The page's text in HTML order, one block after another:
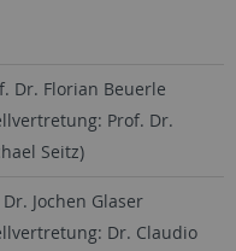
Dr. Florian Beuerle
Prof. Dr.
Seitz)
Dr. Jochen Glaser
Dr. Claudio